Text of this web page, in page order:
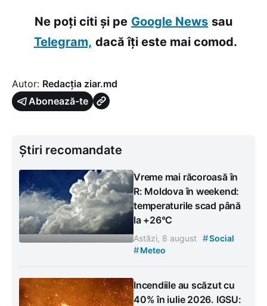
Ne poți citi și pe Google News sau
Telegram, dacă îți este mai comod.
Autor: Redacția ziar.md
Abonează-te
Știri recomandate
Vreme mai răcoroasă în
R: Moldova în weekend:
temperaturile scad până
la +26°C
Astăzi, 8 august #Social
#Meteo
Incendiile au scăzut cu
40% în iulie 2026. IGSU: